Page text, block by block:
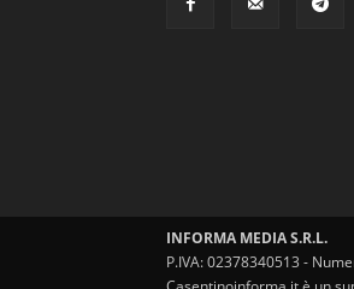
INFORMA MEDIA S.R.L.
P.IVA: 02378340513 -